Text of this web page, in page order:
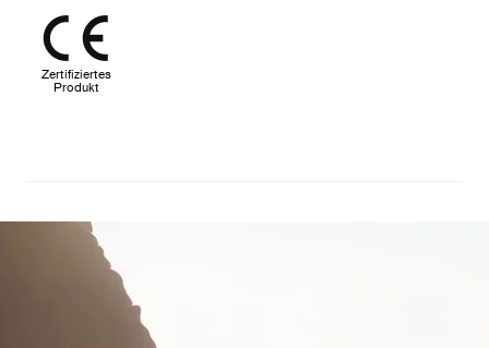
Zertifiziertes
Produkt